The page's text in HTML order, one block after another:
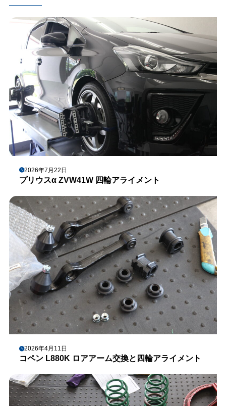
2026年7月22日
プリウスα ZVW41W 四輪アライメント
2026年4月11日
コペン L880K ロアアーム交換と四輪アライメント